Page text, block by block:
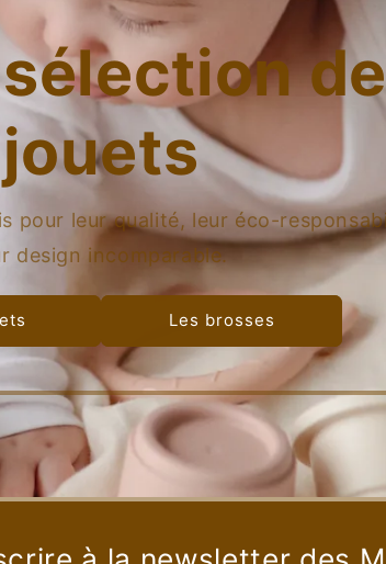
de
jouets
pour leur qualité, leur éco-
design incomparable.
Les brosses